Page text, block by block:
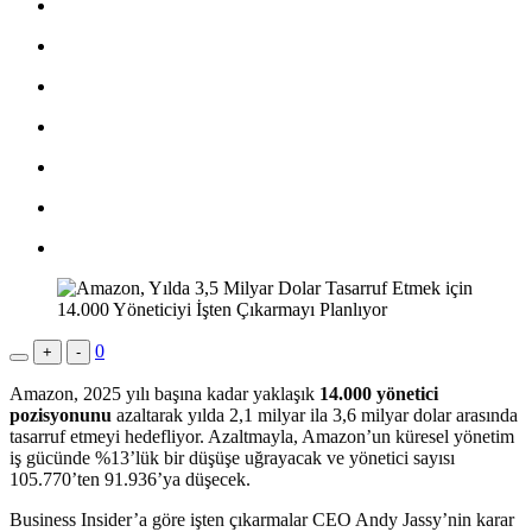
+ - 0
Amazon, 2025 yılı başına kadar yaklaşık 14.000 yönetici
pozisyonunu azaltarak yılda 2,1 milyar ila 3,6 milyar dolar arasında
tasarruf etmeyi hedefliyor. Azaltmayla, Amazon’un küresel yönetim
iş gücünde %13’lük bir düşüşe uğrayacak ve yönetici sayısı
105.770’ten 91.936’ya düşecek.
Business Insider’a göre işten çıkarmalar CEO Andy Jassy’nin karar